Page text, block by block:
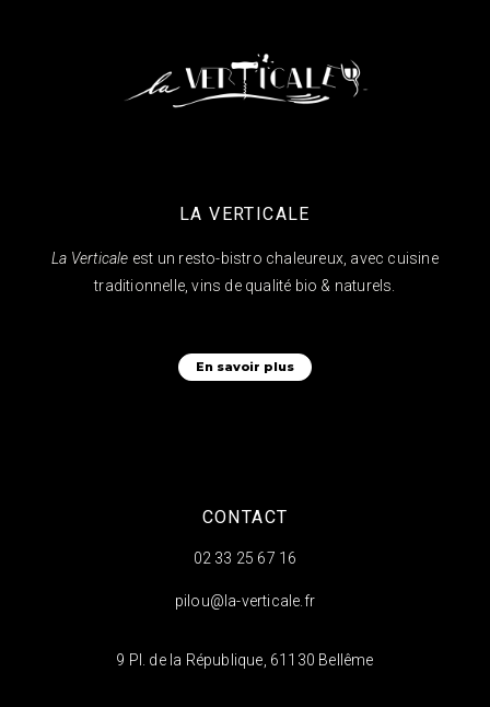
LA VERTICALE
La Verticale est un resto-bistro chaleureux, avec cuisine
traditionnelle, vins de qualité bio & naturels.
En savoir plus
CONTACT
02 33 25 67 16
pilou@la-verticale.fr
9 Pl. de la République, 61130 Bellême